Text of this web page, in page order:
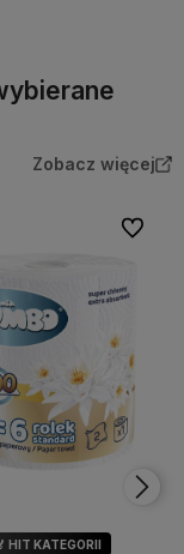
Zobacz więcej
HIT KATEGORII
Do